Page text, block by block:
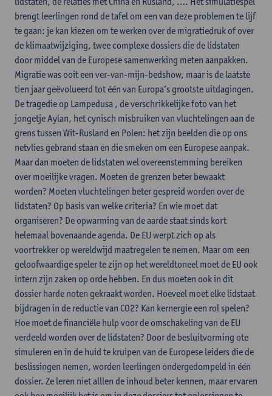
brengt leerlingen rond de tafel om een van deze problemen te lijf
te gaan: je kan kiezen om te werken over de migratiedruk of over
de klimaatwijziging, twee complexe dossiers die de lidstaten
door middel van de Europese samenwerking meten aanpakken.
Migratie was ooit een ver-van-mijn-bedshow, maar is de laatste
tien jaar geëvolueerd tot één van Europa’s grootste uitdagingen.
De tragedie op Lampedusa , de verschrikkelijke foto van het
jongetje Aylan, het cynisch misbruiken van vluchtelingen aan de
grens tussen Wit-Rusland en Polen: het zijn beelden die op ons
netvlies gebrand staan en die smeken om een Europese aanpak.
Maar dan moeten de lidstaten wel overeenstemming bereiken
over moeilijke vragen. Moeten de grenzen beter bewaakt
worden? Moeten vluchtelingen beter gespreid worden over de
lidstaten? Op basis van welke criteria? En wie moet dat
organiseren? De opwarming van de aarde staat sinds kort
helemaal bovenaande agenda. De EU werpt zich op als
voortrekker op wereldwijd maatregelen te nemen. Maar om een
geloofwaardige speler te zijn op het wereldtoneel moet de EU ook
intern zijn zaken op orde hebben. En dus moeten ook in dit
dossier harde noten gekraakt worden. Hoeveel moet elke lidstaat
bijdragen in de reductie van CO2? Kan kernergie een rol spelen?
Hoe moet de financiële hulp voor de omschakeling van de EU
verdeeld worden over de lidstaten? Door de besluitvorming ote
simuleren en in de huid te kruipen van de Europese leiders die de
beslissingen nemen, worden leerlingen ondergedompeld in één
dossier. Ze leren niet alllen de inhoud beter kennen, maar ervaren